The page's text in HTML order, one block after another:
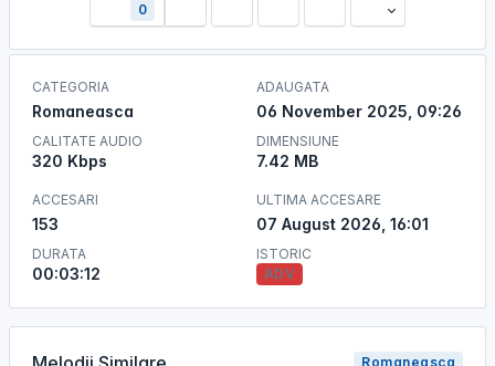
0
CATEGORIA
Romaneasca
CALITATE AUDIO
320 Kbps
ADAUGATA
06 November 2025, 09:26
DIMENSIUNE
7.42 MB
ACCESARI
153
DURATA
00:03:12
ULTIMA ACCESARE
07 August 2026, 16:01
ISTORIC
ADV
Romaneasca